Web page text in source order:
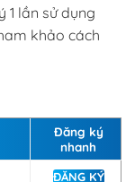
1 lần sử dụng
khảo cách
Đăng ký
nhanh
ĐĂNG KÝ